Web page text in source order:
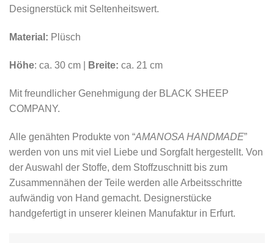
Designerstück mit Seltenheitswert.
Material: Plüsch
Höhe: ca. 30 cm | Breite: ca. 21 cm
Mit freundlicher Genehmigung der BLACK SHEEP
COMPANY.
Alle genähten Produkte von “AMANOSA HANDMADE”
werden von uns mit viel Liebe und Sorgfalt hergestellt. Von
der Auswahl der Stoffe, dem Stoffzuschnitt bis zum
Zusammennähen der Teile werden alle Arbeitsschritte
aufwändig von Hand gemacht. Designerstücke
handgefertigt in unserer kleinen Manufaktur in Erfurt.